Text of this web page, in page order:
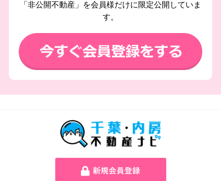
「非公開不動産」を会員様だけに限定公開していま
す。